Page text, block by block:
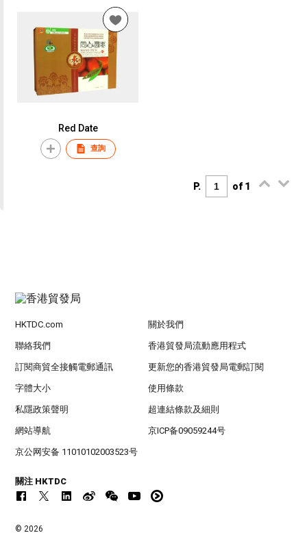
Red Date
查詢
P. of 1
HKTDC.com 關於我們
聯絡我們 香港貿發局流動應用程式
訂閱商貿全接觸電郵通訊 更新您的香港貿發局電郵訂閱
字體大小 使用條款
私隱政策聲明 超連結條款及細則
網站導航 京ICP备09059244号
京公网安备 11010102003523号
關注 HKTDC
© 2026